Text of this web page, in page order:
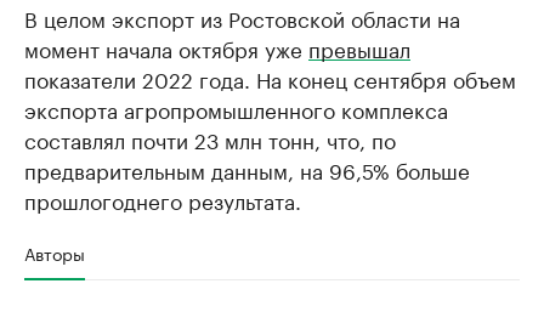
В целом экспорт из Ростовской области на
момент начала октября уже превышал
показатели 2022 года. На конец сентября объем
экспорта агропромышленного комплекса
составлял почти 23 млн тонн, что, по
предварительным данным, на 96,5% больше
прошлогоднего результата.
Авторы